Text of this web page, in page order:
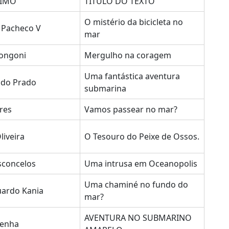
V
O mistério da bicicleta no
mar
Mergulho na coragem
Prado
Uma fantástica aventura
submarina
Vamos passear no mar?
O Tesouro do Peixe de Ossos.
Uma intrusa em Oceanopolis
Kania
Uma chaminé no fundo do
mar?
AVENTURA NO SUBMARINO